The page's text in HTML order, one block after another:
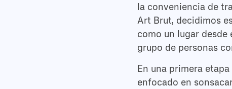
la conveniencia de
Art Brut, decidimos
como un lugar
grupo de personas
En una primera
enfocado en